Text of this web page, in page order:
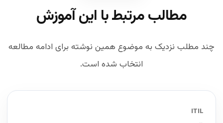
مطالب مرتبط با این آموزش
چند مطلب نزدیک به موضوع همین نوشته برای ادامه مطالعه
انتخاب شده است.
ITIL